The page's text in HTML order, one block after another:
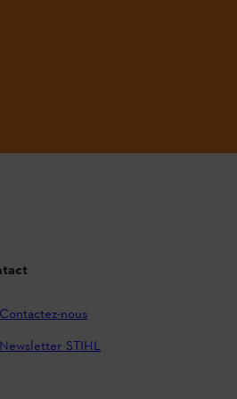
Contactez-nous
Newsletter STIHL